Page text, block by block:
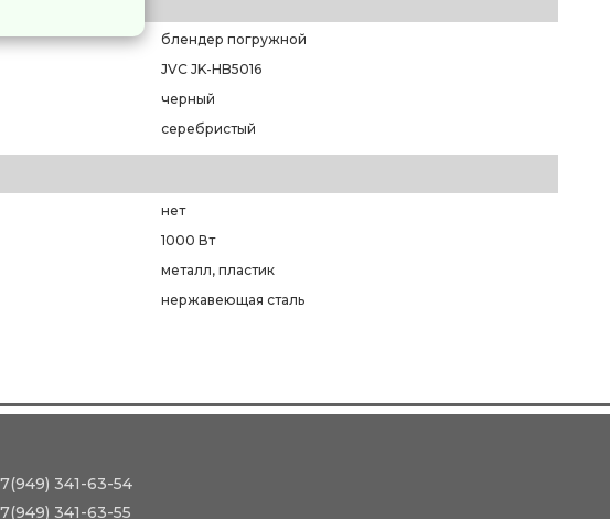
блендер погружной
JVC JK-HB5016
черный
серебристый
нет
1000 Вт
металл, пластик
нержавеющая сталь
341-63-54
341-63-55